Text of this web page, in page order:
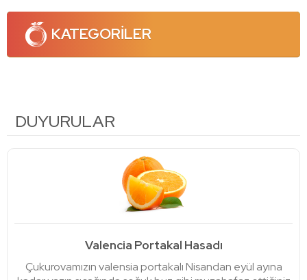
KATEGORİLER
DUYURULAR
Valencia Portakal Hasadı
Çukurovamızın valensia portakalı Nisandan eyül ayına